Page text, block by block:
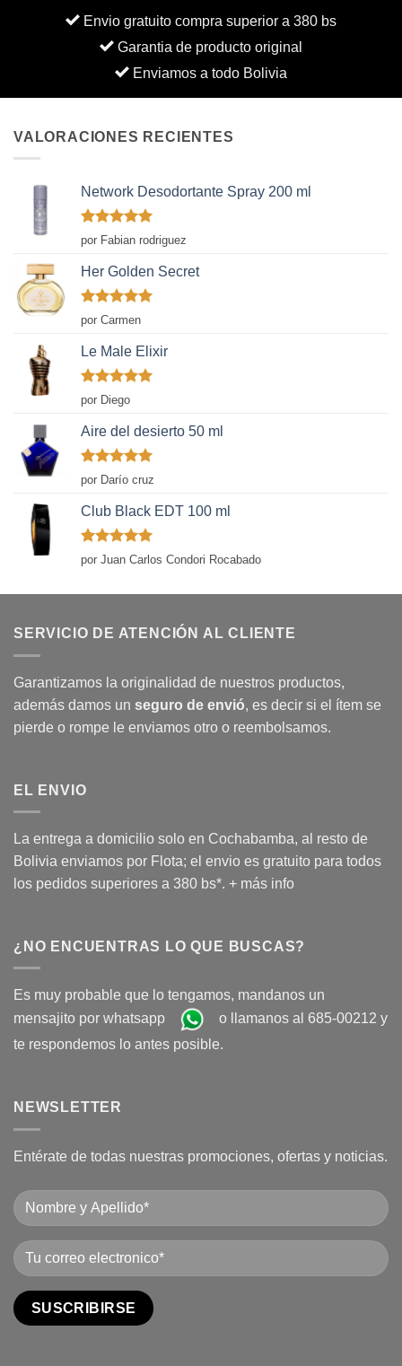
Envio gratuito compra superior a 380 bs
Garantia de producto original
Enviamos a todo Bolivia
VALORACIONES RECIENTES
Network Desodortante Spray 200 ml
Valorado
con
por Fabian rodriguez
Her Golden Secret
Valorado
con
por Carmen
Le Male Elixir
Valorado
con
de 5
por Diego
Aire del desierto 50 ml
Valorado
con
por Darío cruz
Club Black EDT 100 ml
Valorado
con
por Juan Carlos Condori Rocabado
SERVICIO DE ATENCIÓN AL CLIENTE
Garantizamos la originalidad de nuestros productos,
además damos un seguro de envió, es decir si el ítem se
pierde o rompe le enviamos otro o reembolsamos.
EL ENVIO
La entrega a domicilio solo en Cochabamba, al resto de
Bolivia enviamos por Flota; el envio es gratuito para todos
los pedidos superiores a 380 bs*. + más info
¿NO ENCUENTRAS LO QUE BUSCAS?
Es muy probable que lo tengamos, mandanos un
mensajito por whatsapp
o llamanos al 685-00212 y
te respondemos lo antes posible.
NEWSLETTER
Entérate de todas nuestras promociones, ofertas y noticias.